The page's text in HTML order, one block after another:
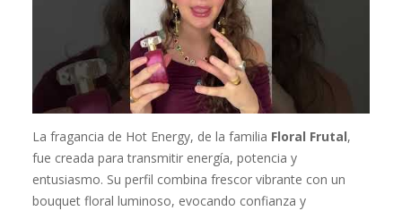
La fragancia de Hot Energy, de la familia Floral Frutal,
fue creada para transmitir energía, potencia y
entusiasmo. Su perfil combina frescor vibrante con un
bouquet floral luminoso, evocando confianza y